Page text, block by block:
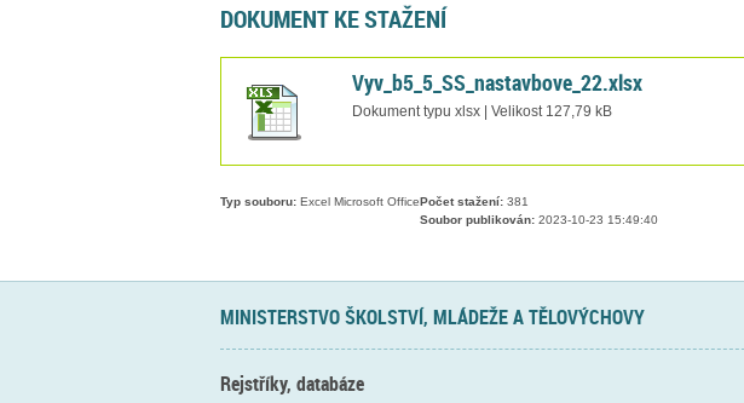
DOKUMENT KE STAŽENÍ
Vyv_b5_5_SS_nastavbove_22.xlsx
Dokument typu xlsx | Velikost 127,79 kB
Typ souboru: Excel Microsoft Office Počet stažení: 381
Soubor publikován: 2023-10-23 15:49:40
MINISTERSTVO ŠKOLSTVÍ, MLÁDEŽE A TĚLOVÝCHOVY
Rejstříky, databáze